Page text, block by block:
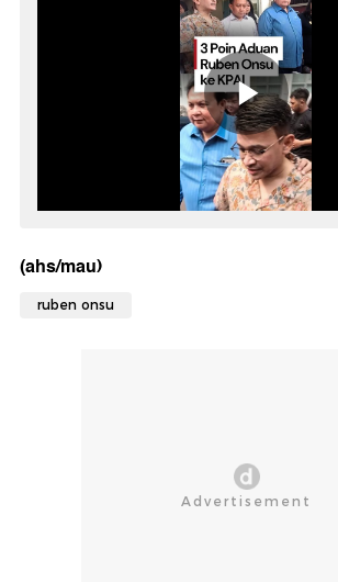
(ahs/mau)
ruben onsu